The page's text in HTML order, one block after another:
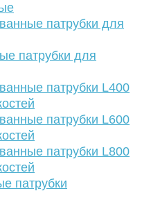
патрубки для
патрубки для
патрубки L400
патрубки L600
патрубки L800
патрубки